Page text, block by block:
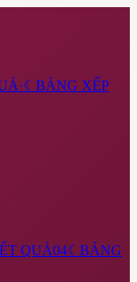
·☾ BẢNG XẾP
QUẢ04☾ BẢNG